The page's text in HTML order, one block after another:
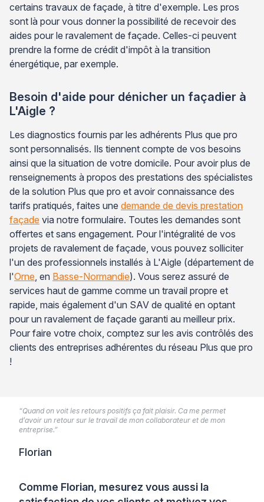
certains travaux de façade, à titre d'exemple. Les pros
sont là pour vous donner la possibilité de recevoir des
aides pour le ravalement de façade. Celles-ci peuvent
prendre la forme de crédit d'impôt à la transition
énergétique, par exemple.
Besoin d'aide pour dénicher un façadier à
L'Aigle ?
Les diagnostics fournis par les adhérents Plus que pro
sont personnalisés. Ils tiennent compte de vos besoins
ainsi que la situation de votre domicile. Pour avoir plus de
renseignements à propos des prestations des spécialistes
de la solution Plus que pro et avoir connaissance des
tarifs pratiqués, faites une demande de devis prestation
façade via notre formulaire. Toutes les demandes sont
offertes et sans engagement. Pour l'intégralité de vos
projets de ravalement de façade, vous pouvez solliciter
l'un des professionnels installés à L'Aigle (département de
l'Orne , en Basse-Normandie). Vous serez assuré de
services haut de gamme comme un travail propre et
rapide, mais également d'un SAV de qualité en optant
pour un ravalement de façade garanti au meilleur prix.
Pour faire votre choix, comptez sur les avis contrôlés des
clients des entreprises adhérentes du réseau Plus que pro
!
Comme Florian, mesurez vous aussi la
“Quand on voit les retours positifs ça fait plaisir. Ca me permet
d’avoir un retour sur le travail de mon collaborateur et de mon
entreprise.”
Florian